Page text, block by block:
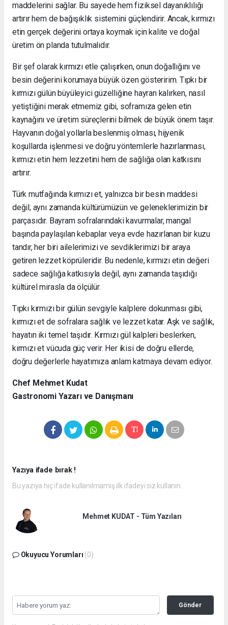
maddelerini sağlar. Bu sayede hem fiziksel dayanıklılığı
artırır hem de bağışıklık sistemini güçlendirir. Ancak, kırmızı
etin gerçek değerini ortaya koymak için kalite ve doğal
üretim ön planda tutulmalıdır.
Bir şef olarak kırmızı etle çalışırken, onun doğallığını ve
besin değerini korumaya büyük özen gösteririm. Tıpkı bir
kırmızı gülün büyüleyici güzelliğine hayran kalırken, nasıl
yetiştiğini merak etmemiz gibi, soframıza gelen etin
kaynağını ve üretim süreçlerini bilmek de büyük önem taşır.
Hayvanın doğal yollarla beslenmiş olması, hijyenik
koşullarda işlenmesi ve doğru yöntemlerle hazırlanması,
kırmızı etin hem lezzetini hem de sağlığa olan katkısını
artırır.
Türk mutfağında kırmızı et, yalnızca bir besin maddesi
değil; aynı zamanda kültürümüzün ve geleneklerimizin bir
parçasıdır. Bayram sofralarındaki kavurmalar, mangal
başında paylaşılan kebaplar veya evde hazırlanan bir kuzu
tandır, her biri ailelerimizi ve sevdiklerimizi bir araya
getiren lezzet köprüleridir. Bu nedenle, kırmızı etin değeri
sadece sağlığa katkısıyla değil, aynı zamanda taşıdığı
kültürel mirasla da ölçülür.
Tıpkı kırmızı bir gülün sevgiyle kalplere dokunması gibi,
kırmızı et de sofralara sağlık ve lezzet katar. Aşk ve sağlık,
hayatın iki temel taşıdır. Kırmızı gül kalpleri beslerken,
kırmızı et vücuda güç verir. Her ikisi de doğru ellerde,
doğru değerlerle hayatımıza anlam katmaya devam ediyor.
Chef Mehmet Kudat
Gastronomi Yazarı ve Danışmanı
Yazıya ifade bırak !
Bu yazıya hiç ifade kullanılmamış ilk ifadeyi siz kullanın.
Mehmet KUDAT - Tüm Yazıları
Okuyucu Yorumları (0)
Gönder